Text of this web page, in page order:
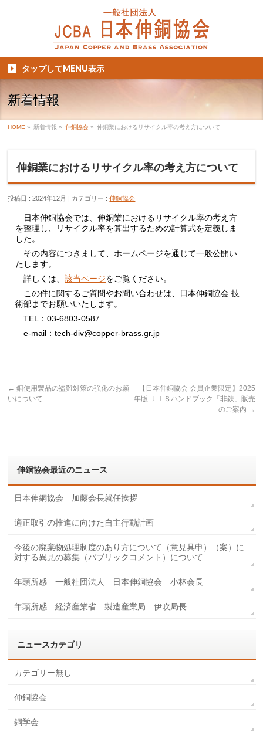
タップしてMENU表示
新着情報
HOME » 新着情報 » 伸銅協会 » 伸銅業におけるリサイクル率の考え方について
伸銅業におけるリサイクル率の考え方について
投稿日 : 2024年12月 カテゴリー :伸銅協会
日本伸銅協会では、伸銅業におけるリサイクル率の考え方
を整理し、リサイクル率を算出するための計算式を定義しま
した。
その内容につきまして、ホームページを通じて一般公開い
たします。
詳しくは、該当ページをご覧ください。
この件に関するご質問やお問い合わせは、日本伸銅協会 技
術部までお願いいたします。
TEL：03-6803-0587
e-mail：tech-div@copper-brass.gr.jp
← 銅使用製品の盗難対策の強化のお願
いについて
【日本伸銅協会 会員企業限定】2025
年版 ＪＩＳハンドブック「非鉄」販売
のご案内 →
伸銅協会最近のニュース
日本伸銅協会 加藤会長就任挨拶
適正取引の推進に向けた自主行動計画
今後の廃棄物処理制度のあり方について（意見具申）（案）に
対する異見の募集（パブリックコメント）について
年頭所感 一般社団法人 日本伸銅協会 小林会長
年頭所感 経済産業省 製造産業局 伊吹局長
ニュースカテゴリ
カテゴリー無し
伸銅協会
銅学会